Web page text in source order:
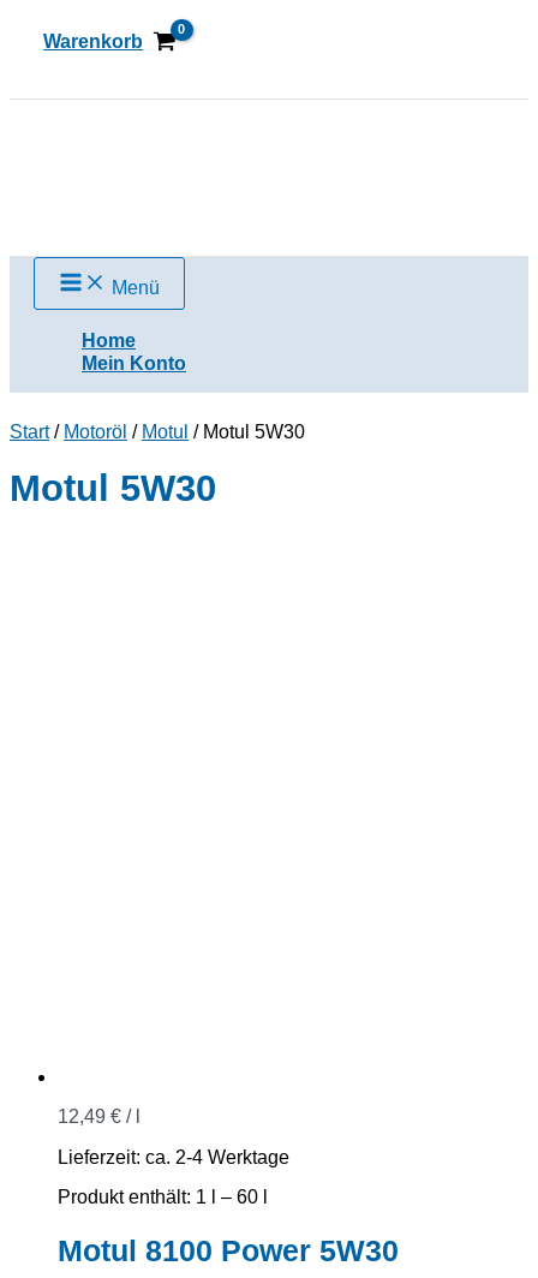
InhaltWarenkorb
Menü
Home
Mein Konto
Start/ Motoröl / Motul / Motul 5W30
Motul 5W30
12,49 € /
Lieferzeit: ca. 2-4 Werktage
Produkt enthält: 1
– 60
Motul 8100 Power 5W30